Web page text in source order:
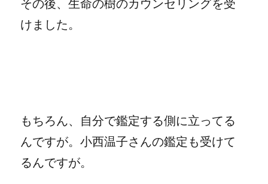
その後、生命の樹のカウンセリングを受
けました。
もちろん、自分で鑑定する側に立ってる
んですが。小西温子さんの鑑定も受けて
るんですが。